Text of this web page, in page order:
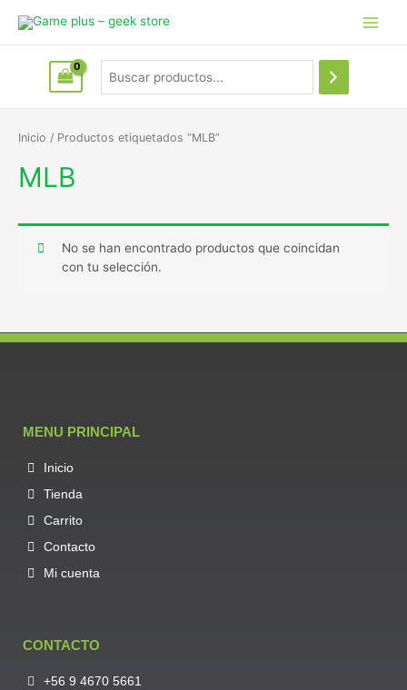
Inicio / Productos etiquetados “MLB”
MLB
No se han encontrado productos que coincidan
con tu selección.
MENU PRINCIPAL
Inicio
Tienda
Carrito
Contacto
Mi cuenta
CONTACTO
+56 9 4670 5661